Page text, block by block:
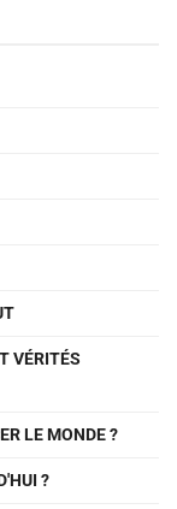
VÉRITÉS
LE MONDE ?
?